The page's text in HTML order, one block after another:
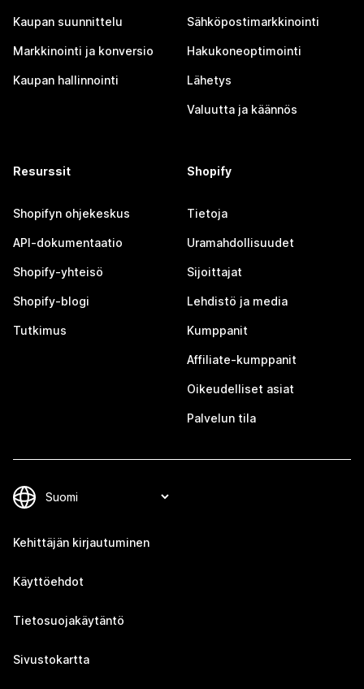
Kaupan suunnittelu
Markkinointi ja konversio
Kaupan hallinnointi
Sähköpostimarkkinointi
Hakukoneoptimointi
Lähetys
Valuutta ja käännös
Resurssit
Shopifyn ohjekeskus
API-dokumentaatio
Shopify-yhteisö
Shopify-blogi
Tutkimus
Shopify
Tietoja
Uramahdollisuudet
Sijoittajat
Lehdistö ja media
Kumppanit
Affiliate-kumppanit
Oikeudelliset asiat
Palvelun tila
Kehittäjän kirjautuminen
Käyttöehdot
Tietosuojakäytäntö
Sivustokartta